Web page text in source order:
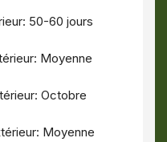
50-60 jours
Moyenne
Octobre
Moyenne